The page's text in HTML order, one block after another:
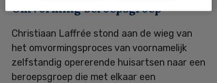
Omvorming beroepsgroep
Christiaan Laffrée stond aan de wieg van
het omvormingsproces van voornamelijk
zelfstandig opererende huisartsen naar een
beroepsgroep die met elkaar een